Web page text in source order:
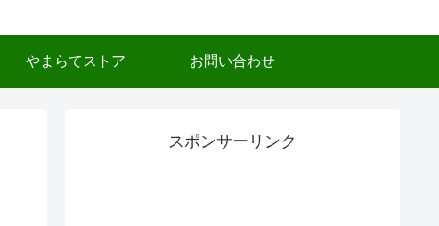
やまらてストア お問い合わせ
スポンサーリンク